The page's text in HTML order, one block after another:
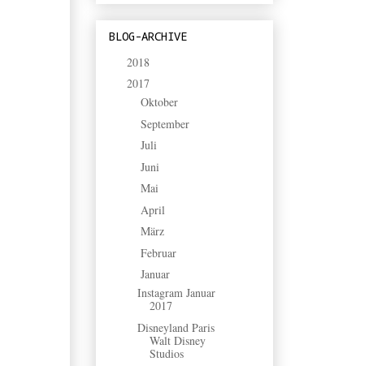
BLOG-ARCHIVE
2018
2017
Oktober
September
Juli
Juni
Mai
April
März
Februar
Januar
Instagram Januar
2017
Disneyland Paris
Walt Disney
Studios